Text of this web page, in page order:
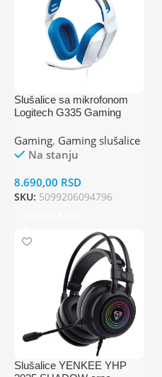
Slušalice sa mikrofonom
Logitech G335 Gaming
Gaming, Gaming slušalice
Na stanju
8.690,00 RSD
SKU: 5099206094796
Slušalice YENKEE YHP